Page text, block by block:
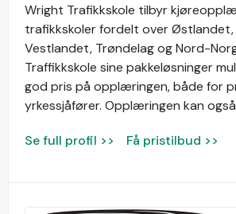
Wright Trafikkskole tilbyr
trafikkskoler fordelt over Østlandet,
Vestlandet, Trøndelag og Nord-
Traffikkskole sine pakkeløsninger
god pris på opplæringen, både for
yrkessjåfører. Opplæringen kan
Se full profil >> Få pristilbud >>